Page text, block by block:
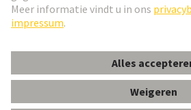
© HARTING Technology Group
AfdrukPrivacybeleid Cookie-instellingen